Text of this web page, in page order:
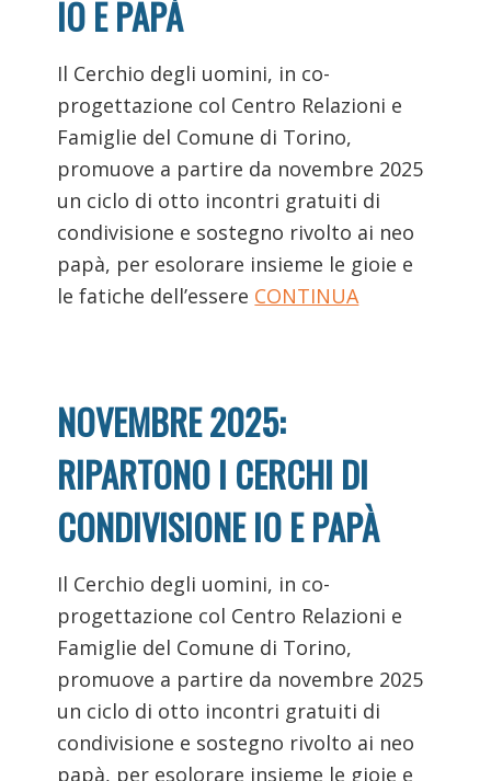
IO E PAPÀ
Il Cerchio degli uomini, in co-
progettazione col Centro Relazioni e
Famiglie del Comune di Torino,
promuove a partire da novembre 2025
un ciclo di otto incontri gratuiti di
condivisione e sostegno rivolto ai neo
papà, per esolorare insieme le gioie e
le fatiche dell’essere CONTINUA
NOVEMBRE 2025:
RIPARTONO I CERCHI DI
CONDIVISIONE IO E PAPÀ
Il Cerchio degli uomini, in co-
progettazione col Centro Relazioni e
Famiglie del Comune di Torino,
promuove a partire da novembre 2025
un ciclo di otto incontri gratuiti di
condivisione e sostegno rivolto ai neo
papà, per esolorare insieme le gioie e